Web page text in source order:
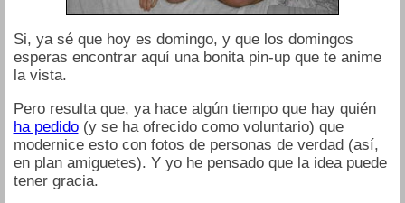
Si, ya sé que hoy es domingo, y que los domingos
esperas encontrar aquí una bonita pin-up que te anime
la vista.
Pero resulta que, ya hace algún tiempo que hay quién
ha pedido(y se ha ofrecido como voluntario) que
modernice esto con fotos de personas de verdad (así,
en plan amiguetes). Y yo he pensado que la idea puede
tener gracia.